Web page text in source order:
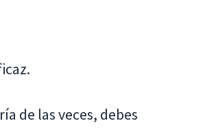
de las veces, debes